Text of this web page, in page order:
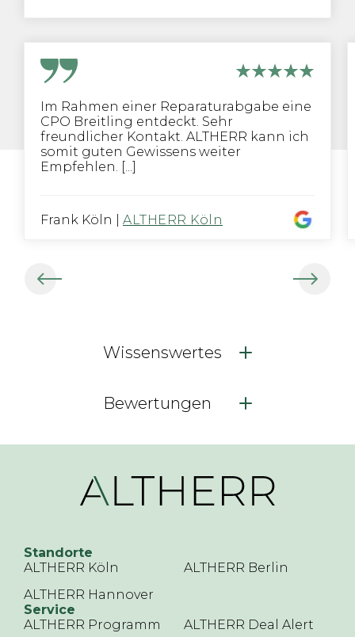
Im Rahmen einer Reparaturabgabe eine
CPO Breitling entdeckt. Sehr
freundlicher Kontakt. ALTHERR kann ich
somit guten Gewissens weiter
Empfehlen. [...]
Frank Köln ALTHERR Köln
Wissenswertes
Bewertungen
Standorte
ALTHERR Köln
ALTHERR Berlin
ALTHERR Hannover
Service
ALTHERR Programm
ALTHERR Deal Alert